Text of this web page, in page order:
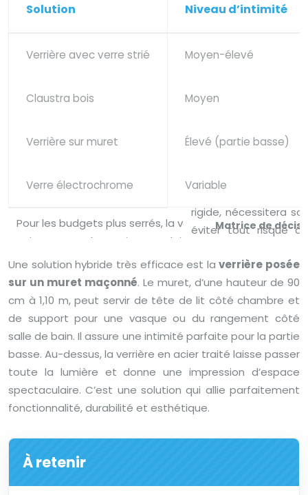
Matrice de
Solution Niveau d’intimité
Verrière avec verre strié Moyen-élevé
Claustra bois Moyen
Verrière sur muret Élevé (partie basse)
Verre électrochrome Variable
Une solution hybride très efficace est laverrière posée
sur un muret maçonné. Le muret, d’une hauteur de 90
cm à 1,10 m, peut servir de tête de lit côté chambre et
de support pour une vasque ou du rangement côté
salle de bain. Il assure une intimité parfaite pour la partie
basse. Au-dessus, la verrière en acier traité laisse passer
toute la lumière et donne une impression d’espace
spectaculaire. C’est une solution qui allie parfaitement
fonctionnalité, durabilité et esthétique.
À retenir